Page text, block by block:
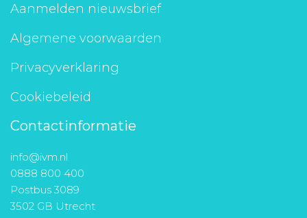
Aanmelden nieuwsbrief
Algemene voorwaarden
Privacyverklaring
Cookiebeleid
Contactinformatie
info@ivm.nl
0888 800 400
Postbus 3089
3502 GB Utrecht